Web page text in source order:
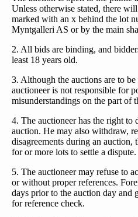
Unless otherwise stated, there
marked with an x behind the lot
Myntgalleri AS or by the main
2. All bids are binding, and
least 18 years old.
3. Although the auctions are to
auctioneer is not responsible for
misunderstandings on the part of
4. The auctioneer has the right to
auction. He may also withdraw,
disagreements during an auction,
for or more lots to settle a dispute.
5. The auctioneer may refuse to
or without proper references.
days prior to the auction day and
for reference check.